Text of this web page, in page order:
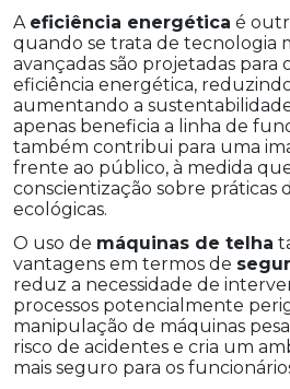
A eficiência energética é
quando se trata de tecnologia
avançadas são projetadas para
eficiência energética,
aumentando a
apenas beneficia a linha de
também contribui para uma
frente ao público, à medida
conscientização sobre práticas
ecológicas.
O uso de máquinas de telha
vantagens em termos de
reduz a necessidade de
processos potencialmente
manipulação de máquinas
risco de acidentes e cria um
mais seguro para os